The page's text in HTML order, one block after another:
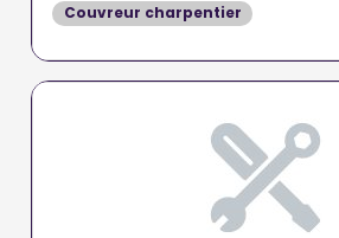
Couvreur charpentier